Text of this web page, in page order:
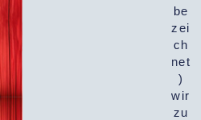
be
zei
ch
net
)
wir
zu